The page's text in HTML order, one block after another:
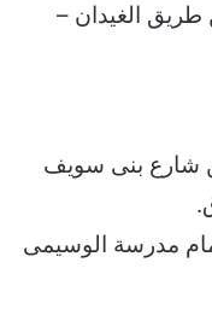
الغيدان –
شارع بنى سويف
مدرسة الوسيمى